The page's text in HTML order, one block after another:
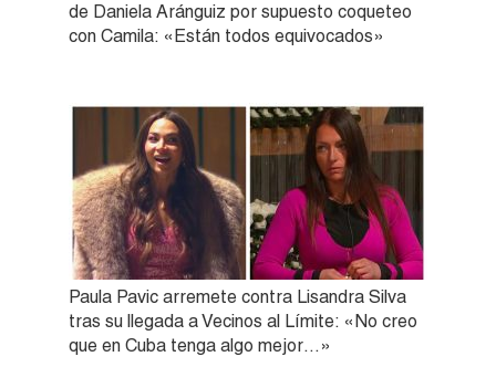
de Daniela Aránguiz por supuesto coqueteo
con Camila: «Están todos equivocados»
Paula Pavic arremete contra Lisandra Silva
tras su llegada a Vecinos al Límite: «No creo
que en Cuba tenga algo mejor…»